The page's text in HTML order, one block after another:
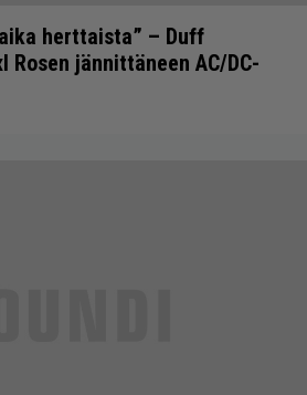
herttaista” – Duff
Rosen jännittäneen AC/DC-